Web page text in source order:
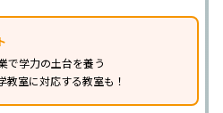
で学力の土台を養う
教室に対応する教室も！